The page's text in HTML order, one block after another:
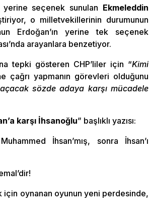
yerine seçenek sunulan Ekmeleddin
o milletvekillerinin durumunun
Erdoğan’ın yerine tek seçenek
arayanlara benzetiyor.
tepki gösteren CHP’liler için “Kimi
çağrı yapmanın görevleri olduğunu
sözde adaya karşı mücadele
karşı İhsanoğlu” başlıklı yazısı:
İhsan’mış, sonra İhsan’ı
için oynanan oyunun yeni perdesinde,